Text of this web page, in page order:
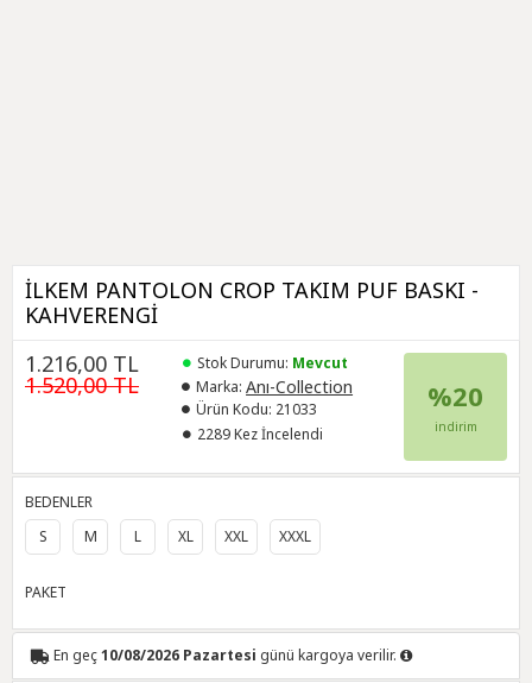
İLKEM PANTOLON CROP TAKIM PUF BASKI -
KAHVERENGİ
1.216,00 TL
1.520,00 TL
Stok Durumu: Mevcut
Marka: Anı-Collection
Ürün Kodu: 21033
2289 Kez İncelendi
%20
indirim
BEDENLER
S
M L XL XXL XXXL
PAKET
En geç10/08/2026 Pazartesi günü kargoya verilir.